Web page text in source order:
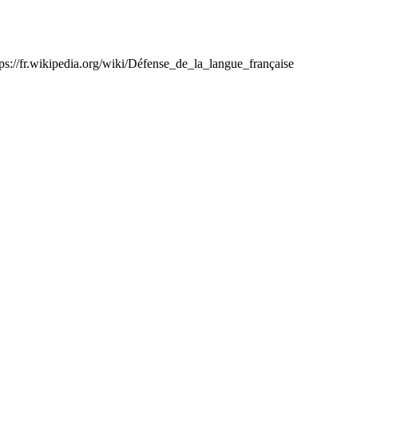
fr.wikipedia.org/wiki/Défense_de_la_langue_française